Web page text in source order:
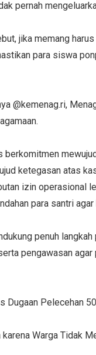
pernah
jika memang
para siswa
@kemenag.ri,
berkomitmen
ketegasan atas
izin operasional
para santri
penuh
pengawasan
Dugaan Pelecehan
Warga Tidak